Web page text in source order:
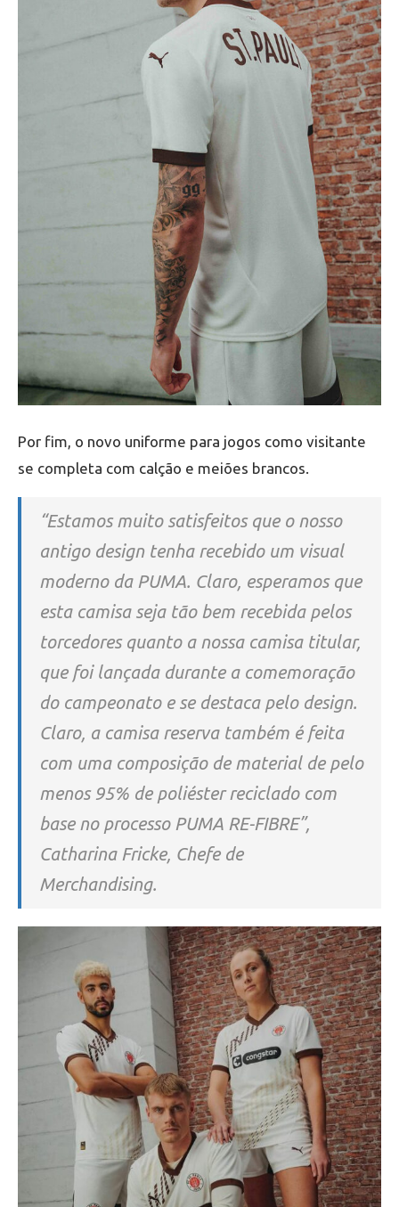
Por fim, o novo uniforme para jogos como visitante
se completa com calção e meiões brancos.
“Estamos muito satisfeitos que o nosso
antigo design tenha recebido um visual
moderno da PUMA. Claro, esperamos que
esta camisa seja tão bem recebida pelos
torcedores quanto a nossa camisa titular,
que foi lançada durante a comemoração
do campeonato e se destaca pelo design.
Claro, a camisa reserva também é feita
com uma composição de material de pelo
menos 95% de poliéster reciclado com
base no processo PUMA RE-FIBRE”,
Catharina Fricke, Chefe de
Merchandising.